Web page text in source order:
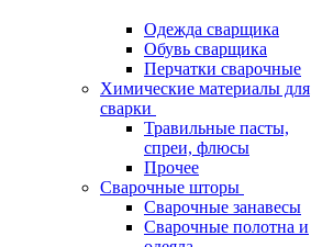
Одежда сварщика
Обувь сварщика
Перчатки сварочные
Химические материалы для
сварки
Травильные пасты,
спреи, флюсы
Прочее
Сварочные шторы
Сварочные занавесы
Сварочные полотна и